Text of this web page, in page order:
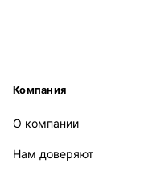
Компания
О компании
Нам доверяют